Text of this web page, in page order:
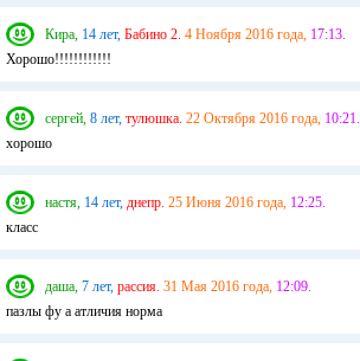
Кира, 14 лет, Бабино 2. 4 Ноября 2016 года, 17:13.
Хорошо!!!!!!!!!!!!
сергей, 8 лет, тулюшка. 22 Октября 2016 года, 10:21.
хорошо
настя, 14 лет, днепр. 25 Июня 2016 года, 12:25.
класс
даша, 7 лет, рассия. 31 Мая 2016 года, 12:09.
пазлы фу а атличия норма